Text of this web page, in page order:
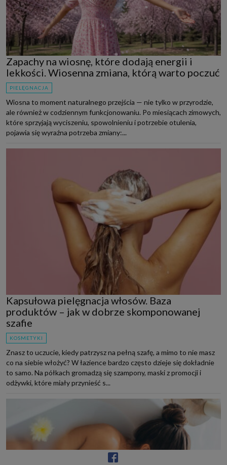
Zapachy na wiosnę, które dodają energii i
lekkości. Wiosenna zmiana, którą warto poczuć
PIELĘGNACJA
Wiosna to moment naturalnego przejścia — nie tylko w przyrodzie,
ale również w codziennym funkcjonowaniu. Po miesiącach zimowych,
które sprzyjają wyciszeniu, spowolnieniu i potrzebie otulenia,
pojawia się wyraźna potrzeba zmiany:...
Kapsułowa pielęgnacja włosów. Baza
produktów – jak w dobrze skomponowanej
szafie
KOSMETYKI
Znasz to uczucie, kiedy patrzysz na pełną szafę, a mimo to nie masz
co na siebie włożyć? W łazience bardzo często dzieje się dokładnie
to samo. Na półkach gromadzą się szampony, maski z promocji i
odżywki, które miały przynieść s...